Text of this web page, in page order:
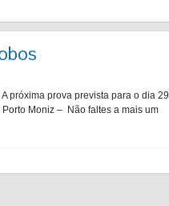
próxima prova prevista para o dia 29
Moniz – Não faltes a mais um